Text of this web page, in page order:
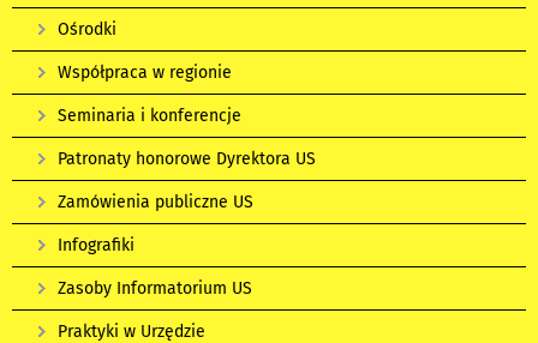
Ośrodki
Współpraca w regionie
Seminaria i konferencje
Patronaty honorowe Dyrektora US
Zamówienia publiczne US
Infografiki
Zasoby Informatorium US
Praktyki w Urzędzie